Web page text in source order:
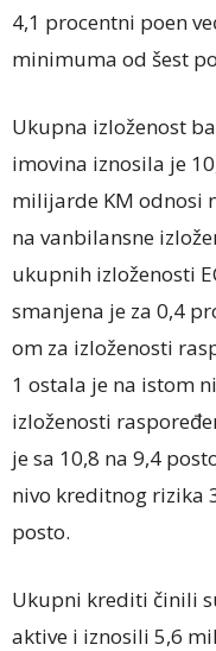
4,1 procentni poen
minimuma od šest
Ukupna izloženost
imovina iznosila je
milijarde KM odnosi
na vanbilansne
ukupnih izloženosti
smanjena je za 0,4
om za izloženosti
1 ostala je na istom
izloženosti
je sa 10,8 na 9,4
nivo kreditnog rizika
posto.
Ukupni krediti činili
aktive i iznosili 5,6